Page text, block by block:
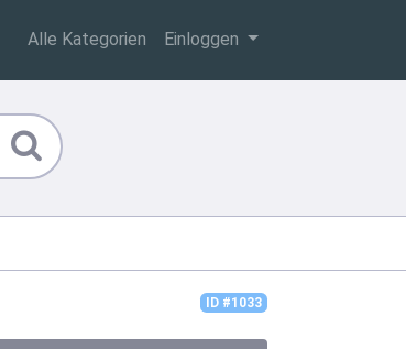
Alle Kategorien Einloggen
ID #1033